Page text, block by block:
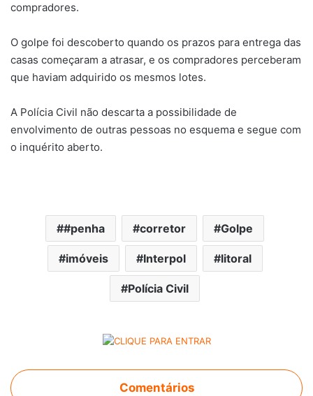
compradores.
O golpe foi descoberto quando os prazos para entrega das
casas começaram a atrasar, e os compradores perceberam
que haviam adquirido os mesmos lotes.
A Polícia Civil não descarta a possibilidade de
envolvimento de outras pessoas no esquema e segue com
o inquérito aberto.
#penha corretor Golpe
imóveis Interpol litoral
Polícia Civil
Comentários